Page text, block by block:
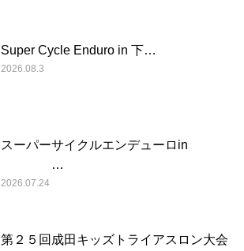
Super Cycle Enduro in 下…
2026.08.3
スーパーサイクルエンデューロin
…
2026.07.24
第２５回成田キッズトライアスロン大会